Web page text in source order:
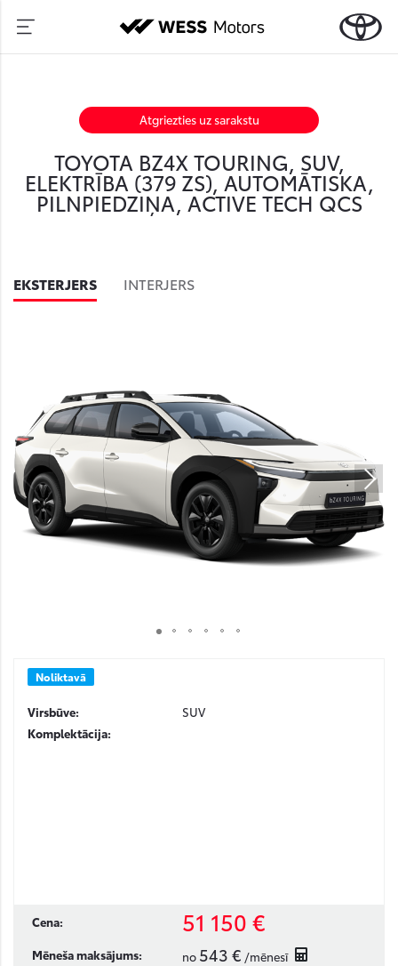
Atgriezties uz sarakstu
TOYOTA BZ4X TOURING, SUV,
ELEKTRĪBA (379 ZS), AUTOMĀTISKA,
PILNPIEDZIŅA, ACTIVE TECH QCS
EKSTERJERS INTERJERS
Noliktavā
Virsbūve:
SUV
Komplektācija:
Cena: 51 150 €
Mēneša maksājums: no 543 € /mēnesī